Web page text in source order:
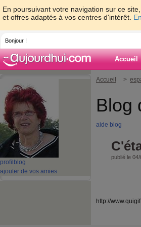
En poursuivant votre navigation sur ce
et offres adaptés à vos centres d'intérêt.
Bonjour !
Accueil
profil blog
ajouter de vos amies
Accueil >
Blog
aide blog
publié le
http://